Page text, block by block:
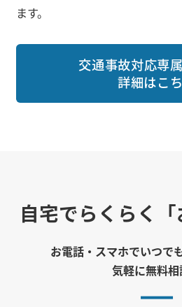
ます。
交通事故対応専
詳細はこ
自宅でらくらく
お電話・スマホでいつで
気軽に無料相